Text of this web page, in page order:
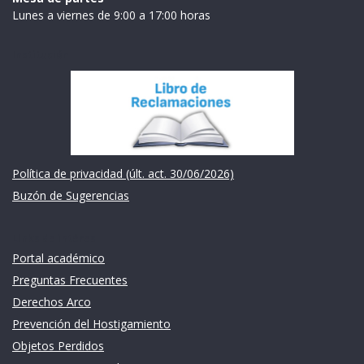
Lunes a viernes de 9:00 a 17:00 horas
Política de privacidad (últ. act. 30/06/2026)
Buzón de Sugerencias
Portal académico
Preguntas Frecuentes
Derechos Arco
Prevención del Hostigamiento
Objetos Perdidos